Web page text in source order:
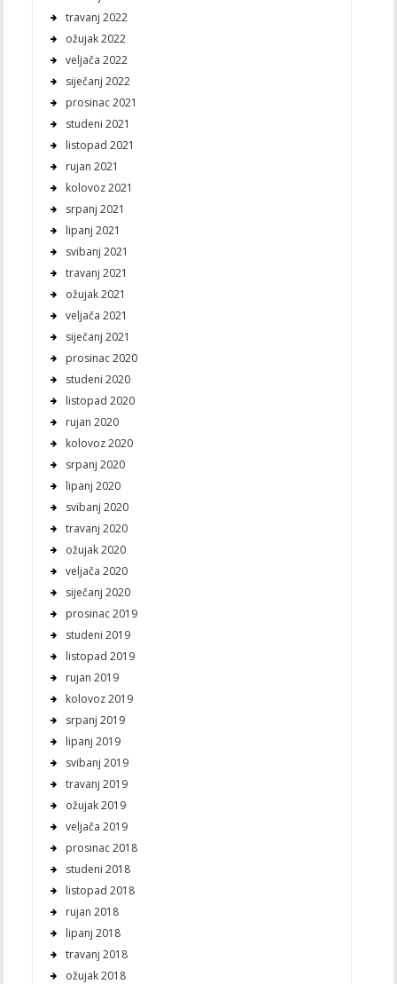
travanj 2022
ožujak 2022
veljača 2022
siječanj 2022
prosinac 2021
studeni 2021
listopad 2021
rujan 2021
kolovoz 2021
srpanj 2021
lipanj 2021
svibanj 2021
travanj 2021
ožujak 2021
veljača 2021
siječanj 2021
prosinac 2020
studeni 2020
listopad 2020
rujan 2020
kolovoz 2020
srpanj 2020
lipanj 2020
svibanj 2020
travanj 2020
ožujak 2020
veljača 2020
siječanj 2020
prosinac 2019
studeni 2019
listopad 2019
rujan 2019
kolovoz 2019
srpanj 2019
lipanj 2019
svibanj 2019
travanj 2019
ožujak 2019
veljača 2019
prosinac 2018
studeni 2018
listopad 2018
rujan 2018
lipanj 2018
travanj 2018
ožujak 2018